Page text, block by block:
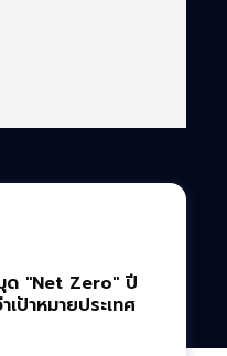
ด "Net Zero" ปี
เป้าหมายประเทศ